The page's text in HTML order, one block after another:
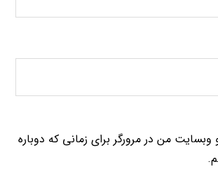
وبسایت من در مرورگر برای زمانی که دوباره